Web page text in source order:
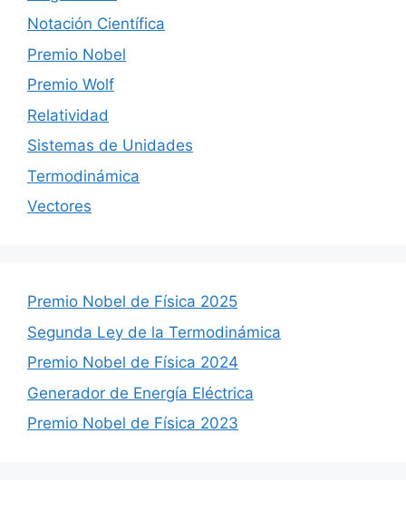
Notación Científica
Premio Nobel
Premio Wolf
Relatividad
Sistemas de Unidades
Termodinámica
Vectores
Premio Nobel de Física 2025
Segunda Ley de la Termodinámica
Premio Nobel de Física 2024
Generador de Energía Eléctrica
Premio Nobel de Física 2023